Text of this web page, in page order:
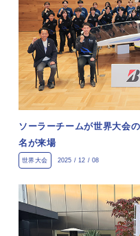
ソーラーチームが世界大会
名が来場
世界大会 2025 / 12 / 08